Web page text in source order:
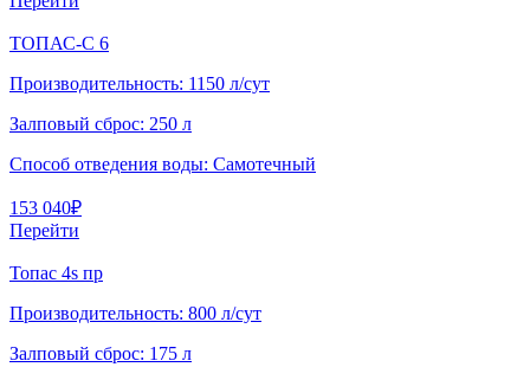
ТОПАС-С 6
Производительность: 1150 л/сут
Залповый сброс: 250 л
Способ отведения воды: Самотечный
153 040₽
Перейти
Топас 4s пр
Производительность: 800 л/сут
Залповый сброс: 175 л